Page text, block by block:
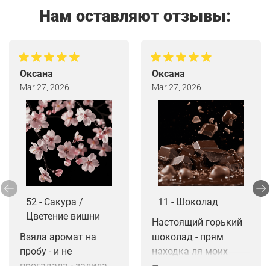
Нам оставляют отзывы:
Оксана
Mar 27, 2026
52 - Сакура /
Цветение вишни
Взяла аромат на
пробу - и не
Оксана
Mar 27, 2026
11 - Шоколад
Настоящий горький
шоколад - прям
находка ля моих